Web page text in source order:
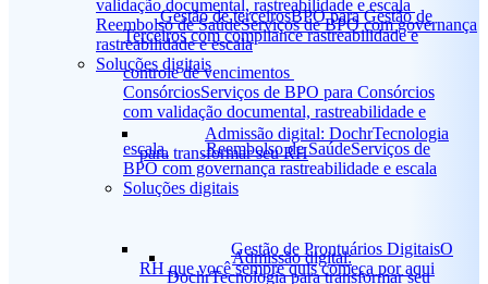
Gestão de terceirosBPO para Gestão de
Terceiros com compliance rastreabilidade e
controle de vencimentos
ConsórciosServiços de BPO para Consórcios
com validação documental, rastreabilidade e
escala
Reembolso de SaúdeServiços de
BPO com governança rastreabilidade e escala
Soluções digitais
Admissão digital:
DochrTecnologia para transformar seu
validação documental, rastreabilidade e escala
Reembolso de SaúdeServiços de BPO com governança
rastreabilidade e escala
Soluções digitais
Admissão digital: DochrTecnologia
para transformar seu RH
Gestão de Prontuários DigitaisO
RH que você sempre quis começa por aqui